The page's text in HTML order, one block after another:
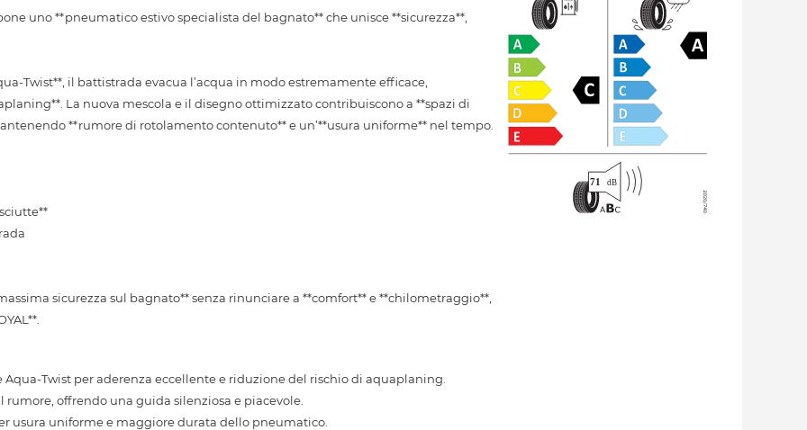
uno **pneumatico estivo specialista del bagnato** che unisce **sicurezza**,
Twist**, il battistrada evacua l’acqua in modo estremamente efficace,
La nuova mescola e il disegno ottimizzato contribuiscono a **spazi di
**rumore di rotolamento contenuto** e un’**usura uniforme** nel tempo.
sicurezza sul bagnato** senza rinunciare a **comfort** e **chilometraggio**,
Twist per aderenza eccellente e riduzione del rischio di aquaplaning.
offrendo una guida silenziosa e piacevole.
usura uniforme e maggiore durata dello pneumatico.